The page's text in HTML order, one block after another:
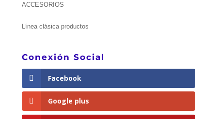
ACCESORIOS
Línea clásica productos
Conexión Social
Facebook
Google plus